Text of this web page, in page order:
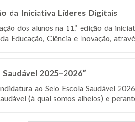
da Iniciativa Líderes Digitais
dos alunos na 11.ª edição da
Educação, Ciência e Inovação,
2025–2026”
ao Selo Escola Saudável
(à qual somos alheios) e